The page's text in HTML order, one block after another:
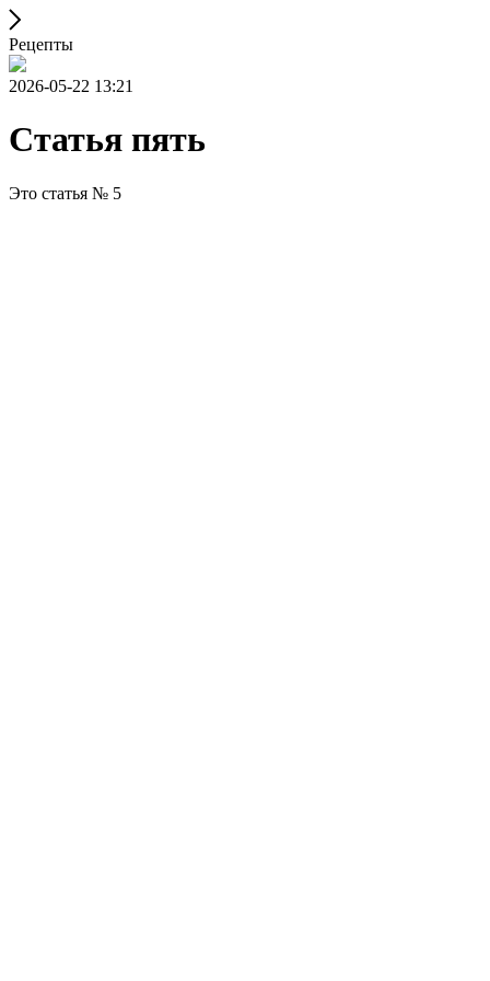
Рецепты
2026-05-22 13:21
Статья пять
Это статья № 5